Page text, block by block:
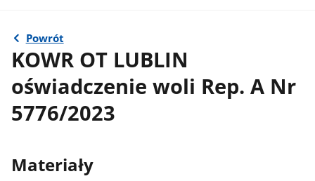
Powrót
KOWR OT LUBLIN
oświadczenie woli Rep. A Nr
5776/2023
Materiały